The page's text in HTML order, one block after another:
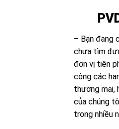
– Bạn đang
chưa tìm
đơn vị tiên
công các
thương mai,
của chúng
trong nhiều